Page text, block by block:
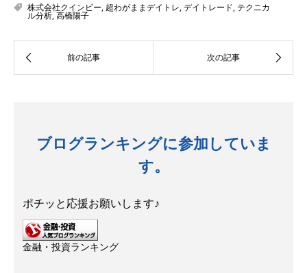
株式会社クインビー, 超わがままデイトレ,デイトレード,テクニカ
ル分析,高橋陽子
ブログランキングに参加していま
す。
ポチッと応援お願いします♪
金融・投資ランキング